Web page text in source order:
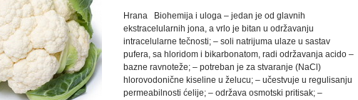
Hrana Biohemija i uloga – jedan je od glavnih
ekstracelularnih jona, a vrlo je bitan u održavanju
intracelularne tečnosti; – soli natrijuma ulaze u sastav
pufera, sa hloridom i bikarbonatom, radi održavanja acido –
bazne ravnoteže; – potreban je za stvaranje (NaCl)
hlorovodonične kiseline u želucu; – učestvuje u regulisanju
permeabilnosti ćelije; – održava osmotski pritisak; –